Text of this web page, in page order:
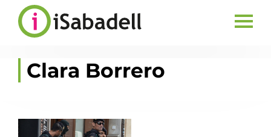
Clara Borrero